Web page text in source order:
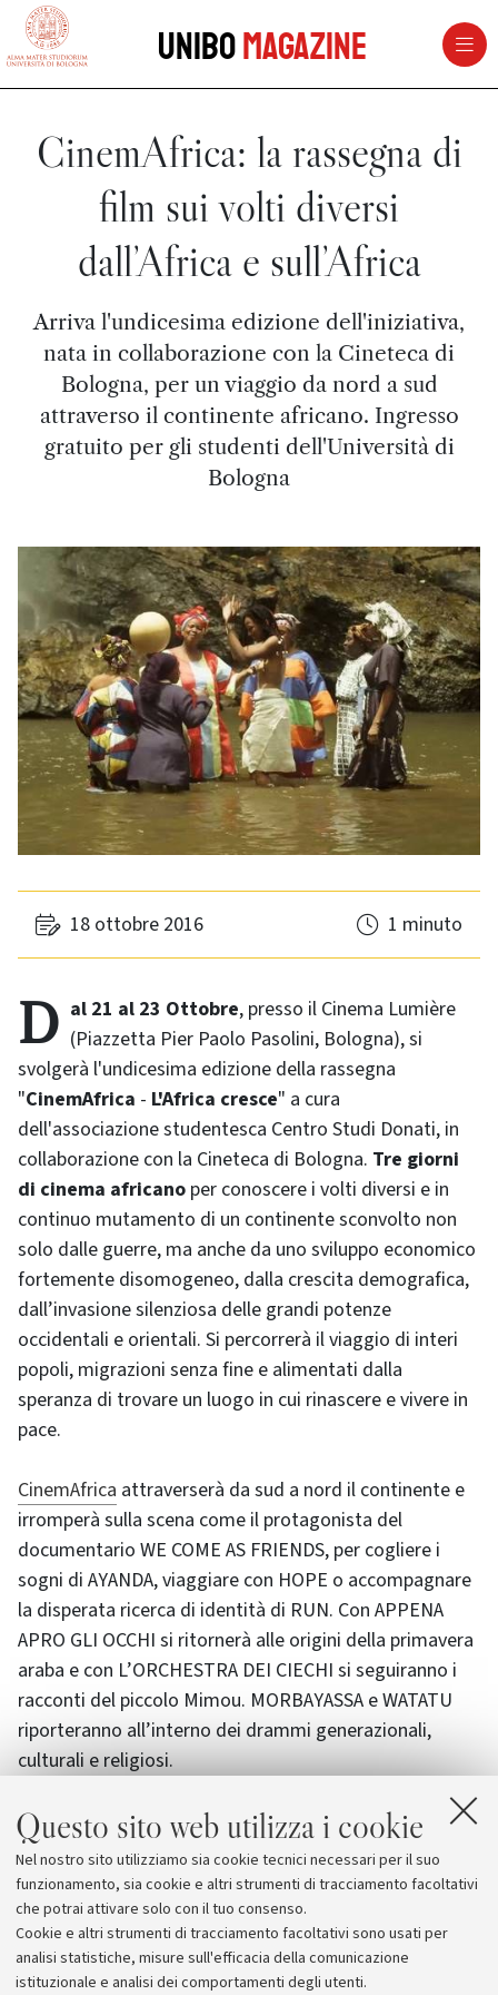
Questo sito web utilizza i cookie
Nel nostro sito utilizziamo sia cookie tecnici necessari per il suo
funzionamento, sia cookie e altri strumenti di tracciamento facoltativi
che potrai attivare solo con il tuo consenso.
Cookie e altri strumenti di tracciamento facoltativi sono usati per
analisi statistiche, misure sull'efficacia della comunicazione
istituzionale e analisi dei comportamenti degli utenti.
vai al contenuto della pagina
UniboMagazine
CinemAfrica: la rassegna di
film sui volti diversi
dall’Africa e sull’Africa
Arriva l'undicesima edizione dell'iniziativa,
nata in collaborazione con la Cineteca di
Bologna, per un viaggio da nord a sud
attraverso il continente africano. Ingresso
gratuito per gli studenti dell'Università di
Bologna
18 ottobre 2016 1 minuto
Dal 21 al 23 Ottobre, presso il Cinema Lumière
(Piazzetta Pier Paolo Pasolini, Bologna), si
svolgerà l'undicesima edizione della rassegna
"CinemAfrica - L'Africa cresce" a cura
dell'associazione studentesca Centro Studi Donati, in
collaborazione con la Cineteca di Bologna. Tre giorni
di cinema africano per conoscere i volti diversi e in
continuo mutamento di un continente sconvolto non
solo dalle guerre, ma anche da uno sviluppo economico
fortemente disomogeneo, dalla crescita demografica,
dall’invasione silenziosa delle grandi potenze
occidentali e orientali. Si percorrerà il viaggio di interi
popoli, migrazioni senza fine e alimentati dalla
speranza di trovare un luogo in cui rinascere e vivere in
pace.
CinemAfrica attraverserà da sud a nord il continente e
irromperà sulla scena come il protagonista del
documentario WE COME AS FRIENDS, per cogliere i
sogni di AYANDA, viaggiare con HOPE o accompagnare
la disperata ricerca di identità di RUN. Con APPENA
APRO GLI OCCHI si ritornerà alle origini della primavera
araba e con L’ORCHESTRA DEI CIECHI si seguiranno i
racconti del piccolo Mimou. MORBAYASSA e WATATU
riporteranno all’interno dei drammi generazionali,
culturali e religiosi.
Ogni film sarà introdotto da un ospite, il quale rimarrà
in sala per un dibattito al termine della proiezione.
Previsto l'ingresso gratuito per gli studenti
dell'Università di Bologna.